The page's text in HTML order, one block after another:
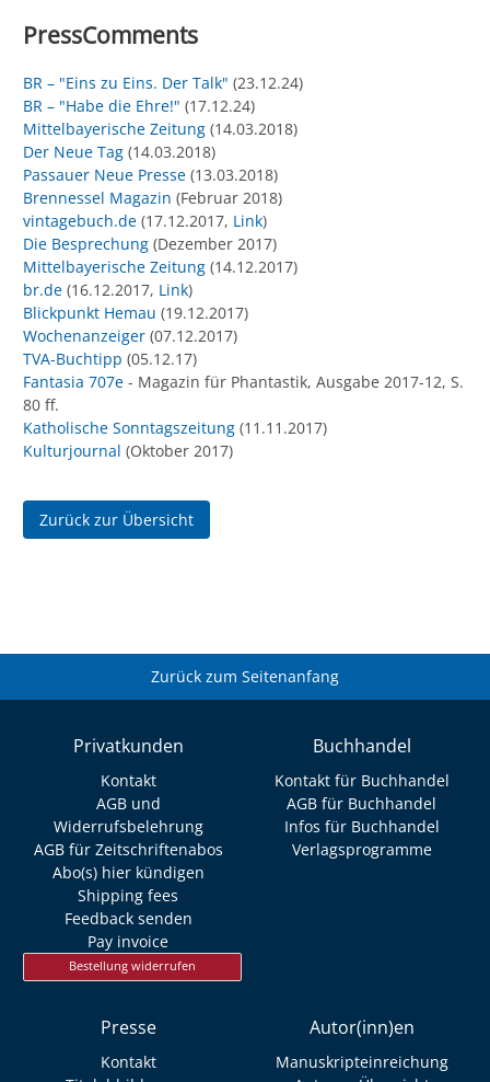
PressComments
BR – "Eins zu Eins. Der Talk" (23.12.24)
BR – "Habe die Ehre!" (17.12.24)
Mittelbayerische Zeitung (14.03.2018)
Der Neue Tag (14.03.2018)
Passauer Neue Presse (13.03.2018)
Brennessel Magazin (Februar 2018)
vintagebuch.de (17.12.2017, Link)
Die Besprechung (Dezember 2017)
Mittelbayerische Zeitung (14.12.2017)
br.de (16.12.2017, Link)
Blickpunkt Hemau (19.12.2017)
Wochenanzeiger (07.12.2017)
TVA-Buchtipp (05.12.17)
Fantasia 707e - Magazin für Phantastik, Ausgabe 2017-12, S.
80 ff.
Katholische Sonntagszeitung (11.11.2017)
Kulturjournal (Oktober 2017)
Zurück zur Übersicht
Zurück zum Seitenanfang
Privatkunden
Kontakt
AGB und
Widerrufsbelehrung
AGB für Zeitschriftenabos
Abo(s) hier kündigen
Shipping fees
Feedback senden
Pay invoice
Bestellung widerrufen
Buchhandel
Kontakt für Buchhandel
AGB für Buchhandel
Infos für Buchhandel
Verlagsprogramme
Presse
Kontakt
Autor(inn)en
Manuskripteinreichung